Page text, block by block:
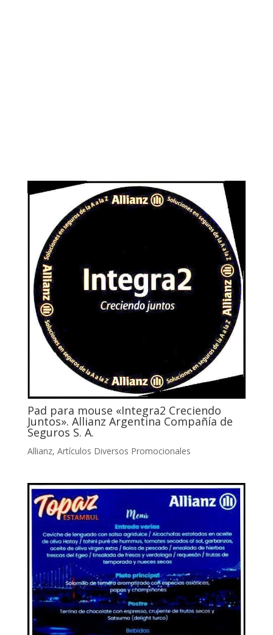
Pad para mouse «Integra2 Creciendo
Juntos». Allianz Argentina Compañía de
Seguros S. A.
Allianz, Artículos Diversos Promocionales